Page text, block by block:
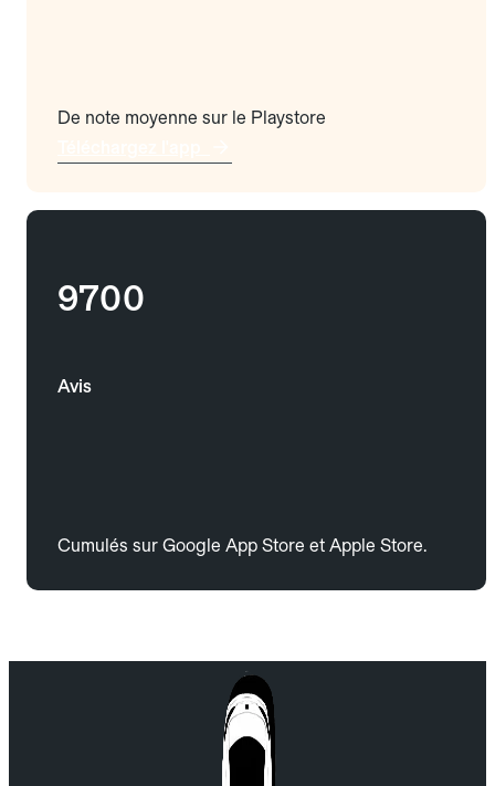
De note moyenne sur le Playstore
9700
Avis
Cumulés sur Google App Store et Apple Store.